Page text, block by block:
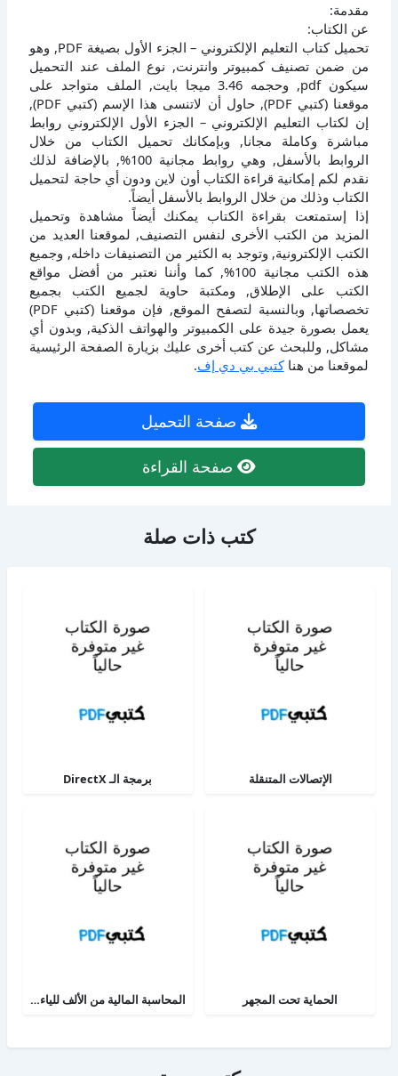
مقدمة:
عن الكتاب:
تحميل كتاب التعليم الإلكتروني – الجزء الأول بصيغة PDF, وهو
من ضمن تصنيف كمبيوتر وانترنت, نوع الملف عند التحميل
سيكون pdf, وحجمه 3.46 ميجا بايت, الملف متواجد على
موقعنا (كتبي PDF), حاول أن لاتنسى هذا الإسم (كتبي PDF),
إن لكتاب التعليم الإلكتروني – الجزء الأول الإلكتروني روابط
مباشرة وكاملة مجانا, وبإمكانك تحميل الكتاب من خلال
الروابط بالأسفل, وهي روابط مجانية 100%, بالإضافة لذلك
نقدم لكم إمكانية قراءة الكتاب أون لاين ودون أي حاجة لتحميل
الكتاب وذلك من خلال الروابط بالأسفل أيضاً.
إذا إستمتعت بقراءة الكتاب يمكنك أيضاً مشاهدة وتحميل
المزيد من الكتب الأخرى لنفس التصنيف, لموقعنا العديد من
الكتب الإلكترونية, وتوجد به الكثير من التصنيفات داخله, وجميع
هذه الكتب مجانية 100%, كما وأننا نعتبر من أفضل مواقع
الكتب على الإطلاق, ومكتبة حاوية لجميع الكتب بجميع
تخصصاتها, وبالنسبة لتصفح الموقع, فإن موقعنا (كتبي PDF)
يعمل بصورة جيدة على الكمبيوتر والهواتف الذكية, وبدون أي
مشاكل, وللبحث عن كتب أخرى عليك بزيارة الصفحة الرئيسية
لموقعنا من هناكتبي بي دي إف.
صفحة التحميل
صفحة القراءة
كتب ذات صلة
الإتصالات المتنقلة برمجة الـ DirectX
الحماية تحت المجهر المحاسبة المالية من الألف للياء - الجزء الثاني